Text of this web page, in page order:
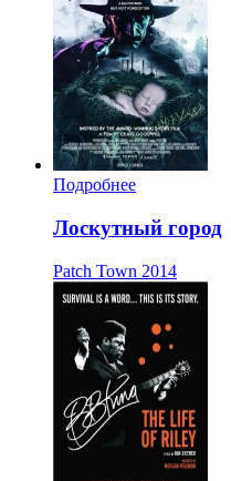
Подробнее
Лоскутный город
Patch Town 2014